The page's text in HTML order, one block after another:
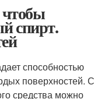
спирт.
способностью
поверхностей. С
средства можно